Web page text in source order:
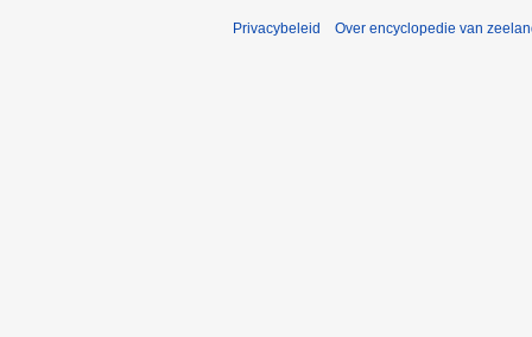
Privacybeleid Over encyclopedie van